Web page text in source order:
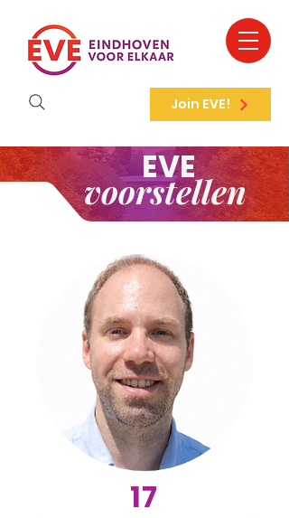
Join EVE!
EVE
voorstellen
17